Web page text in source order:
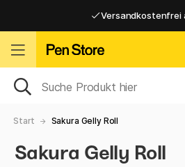
Versandkostenfrei
Versandkostenfrei
Start Sakura Gelly Roll
Sakura Gelly Roll